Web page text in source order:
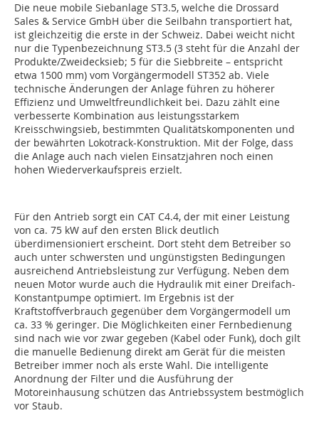
Die neue mobile Siebanlage ST3.5, welche die Drossard
Sales & Service GmbH über die Seilbahn transportiert hat,
ist gleichzeitig die erste in der Schweiz. Dabei weicht nicht
nur die Typenbezeichnung ST3.5 (3 steht für die Anzahl der
Produkte/Zweidecksieb; 5 für die Siebbreite – entspricht
etwa 1500 mm) vom Vorgängermodell ST352 ab. Viele
technische Änderungen der Anlage führen zu höherer
Effizienz und Umweltfreundlichkeit bei. Dazu zählt eine
verbesserte Kombination aus leistungsstarkem
Kreisschwingsieb, bestimmten Qualitätskomponenten und
der bewährten Lokotrack-­Konstruktion. Mit der Folge, dass
die Anlage auch nach vielen Einsatzjahren noch einen
hohen Wiederverkaufspreis erzielt.
Für den Antrieb sorgt ein CAT C4.4, der mit einer Leistung
von ca. 75 kW auf den ersten Blick deutlich
überdimensioniert erscheint. Dort steht dem Betreiber so
auch unter schwersten und ungünstigsten Bedingungen
ausreichend Antriebsleistung zur Verfügung. Neben dem
neuen Motor wurde auch die Hydraulik mit einer Dreifach-
Konstantpumpe optimiert. Im Ergebnis ist der
Kraftstoffverbrauch gegenüber dem Vorgängermodell um
ca. 33 % geringer. Die Möglichkeiten einer Fernbedienung
sind nach wie vor zwar gegeben (Kabel oder Funk), doch gilt
die manuelle Bedienung direkt am Gerät für die meisten
Betreiber immer noch als erste Wahl. Die intelligente
Anordnung der Filter und die Ausführung der
Motoreinhausung schützen das Antriebssystem bestmöglich
vor Staub.